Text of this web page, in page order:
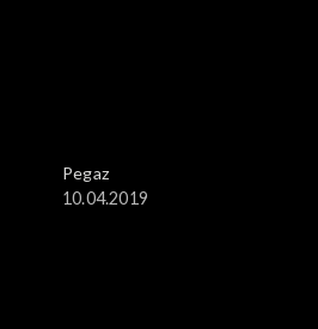
Pegaz
10.04.2019